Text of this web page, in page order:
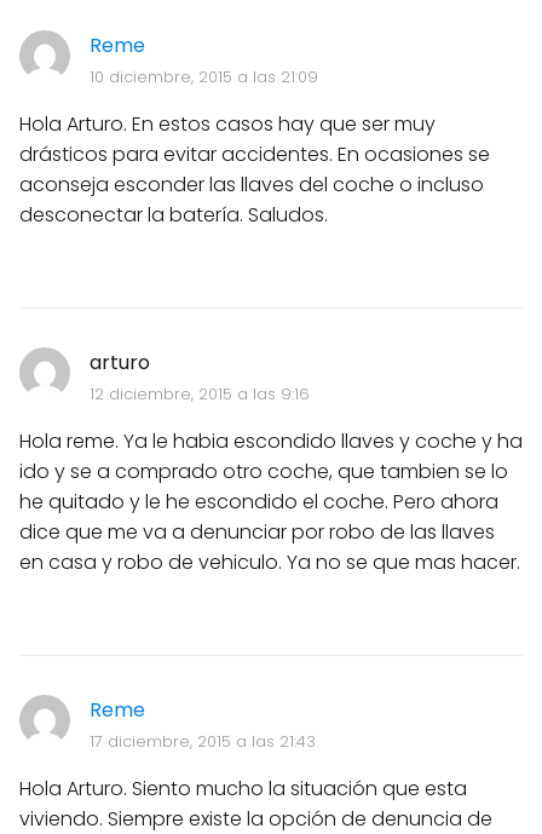
Reme
10 diciembre, 2015 a las 21:09
Hola Arturo. En estos casos hay que ser muy
drásticos para evitar accidentes. En ocasiones se
aconseja esconder las llaves del coche o incluso
desconectar la batería. Saludos.
arturo
12 diciembre, 2015 a las 9:16
Hola reme. Ya le habia escondido llaves y coche y ha
ido y se a comprado otro coche, que tambien se lo
he quitado y le he escondido el coche. Pero ahora
dice que me va a denunciar por robo de las llaves
en casa y robo de vehiculo. Ya no se que mas hacer.
Reme
17 diciembre, 2015 a las 21:43
Hola Arturo. Siento mucho la situación que esta
viviendo. Siempre existe la opción de denuncia de